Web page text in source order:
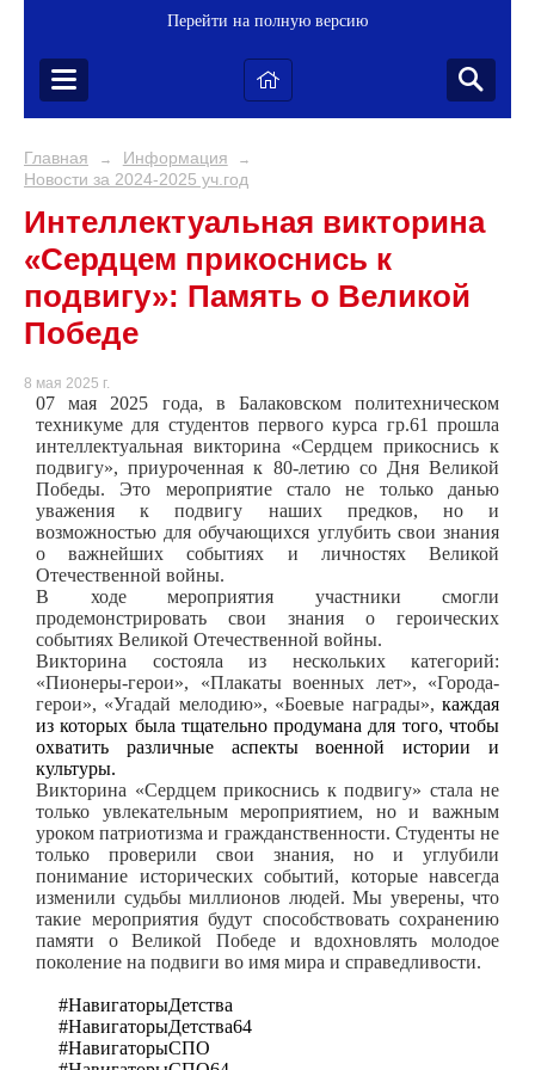
Перейти на полную версию
Главная → Информация →
Новости за 2024-2025 уч.год
Интеллектуальная викторина
«Сердцем прикоснись к
подвигу»: Память о Великой
Победе
8 мая 2025 г.
07 мая 2025 года, в Балаковском политехническом
техникуме для студентов первого курса гр.61 прошла
интеллектуальная викторина «Сердцем прикоснись к
подвигу», приуроченная к 80-летию со Дня Великой
Победы. Это мероприятие стало не только данью
уважения к подвигу наших предков, но и
возможностью для обучающихся углубить свои знания
о важнейших событиях и личностях Великой
Отечественной войны.
В ходе мероприятия участники смогли
продемонстрировать свои знания о героических
событиях Великой Отечественной войны.
Викторина состояла из нескольких категорий:
«Пионеры-герои», «Плакаты военных лет», «Города-
герои», «Угадай мелодию», «Боевые награды», каждая
из которых была тщательно продумана для того, чтобы
охватить различные аспекты военной истории и
культуры.
Викторина «Сердцем прикоснись к подвигу» стала не
только увлекательным мероприятием, но и важным
уроком патриотизма и гражданственности. Студенты не
только проверили свои знания, но и углубили
понимание исторических событий, которые навсегда
изменили судьбы миллионов людей. Мы уверены, что
такие мероприятия будут способствовать сохранению
памяти о Великой Победе и вдохновлять молодое
поколение на подвиги во имя мира и справедливости.
#НавигаторыДетства
#НавигаторыДетства64
#НавигаторыСПО